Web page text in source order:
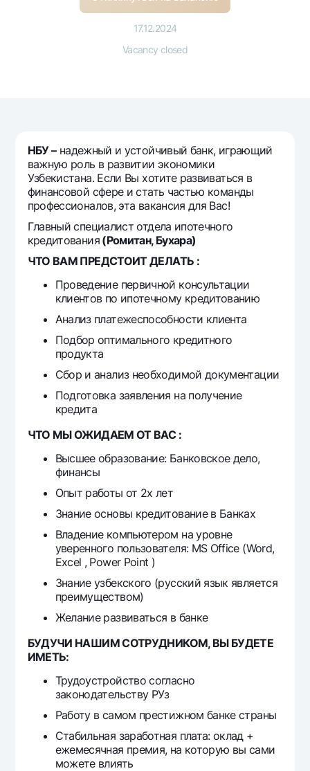
Everything is possible
FAQ
Ищите по сайту
Search
Helpful links
Press Center
Offices and ATMs
Consent for processing personal data
Follow us on social networks
Contact center
17.12.2024
Vacancy closed
НБУ –надежный и устойчивый банк, играющий
важную роль в развитии экономики
Узбекистана. Если Вы хотите развиваться в
финансовой сфере и стать частью команды
профессионалов, эта вакансия для Вас!
Главный специалист отдела ипотечного
кредитования(Ромитан, Бухара)
ЧТО ВАМ ПРЕДСТОИТ ДЕЛАТЬ :
Проведение первичной консультации
клиентов по ипотечному кредитованию
Анализ платежеспособности клиента
Подбор оптимального кредитного
продукта
Сбор и анализ необходимой документации
Подготовка заявления на получение
кредита
ЧТО МЫ ОЖИДАЕМ ОТ ВАС :
Высшее образование: Банковское дело,
финансы
Опыт работы от 2х лет
Знание основы кредитование в Банках
Владение компьютером на уровне
уверенного пользователя: MS Office (Word,
Excel , Power Point )
Знание узбекского (русский язык является
преимуществом)
Желание развиваться в банке
БУДУЧИ НАШИМ СОТРУДНИКОМ, ВЫ БУДЕТЕ
ИМЕТЬ:
Трудоустройство согласно
законодательству РУз
Работу в самом престижном банке страны
Стабильная заработная плата: оклад +
ежемесячная премия, на которую вы сами
можете влиять